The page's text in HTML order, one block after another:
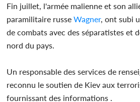
Fin juillet, l'armée malienne et son
paramilitaire russeWagner, ont subi
de combats avec des séparatistes et
nord du pays.
Un responsable des services de
reconnu le soutien de Kiev aux
fournissant des informations .